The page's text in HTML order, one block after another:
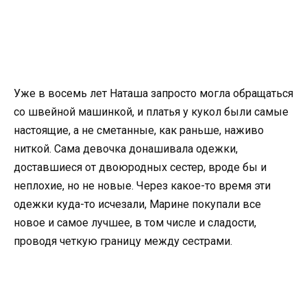
Уже в восемь лет Наташа запросто могла обращаться
со швейной машинкой, и платья у кукол были самые
настоящие, а не сметанные, как раньше, наживо
ниткой. Сама девочка донашивала одежки,
доставшиеся от двоюродных сестер, вроде бы и
неплохие, но не новые. Через какое-то время эти
одежки куда-то исчезали, Марине покупали все
новое и самое лучшее, в том числе и сладости,
проводя четкую границу между сестрами.